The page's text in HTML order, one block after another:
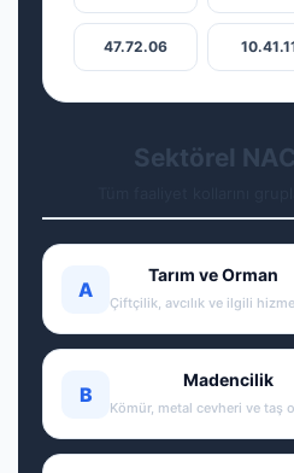
47.72.06
Sektörel
A
Tarım ve Orman
Çiftçilik, avcılık ve ilgili
B
Madencilik
Kömür, metal cevheri ve taş